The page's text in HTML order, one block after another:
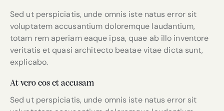
Sed ut perspiciatis, unde omnis iste natus error sit
voluptatem accusantium doloremque laudantium,
totam rem aperiam eaque ipsa, quae ab illo inventore
veritatis et quasi architecto beatae vitae dicta sunt,
explicabo.
At vero eos et accusam
Sed ut perspiciatis, unde omnis iste natus error sit